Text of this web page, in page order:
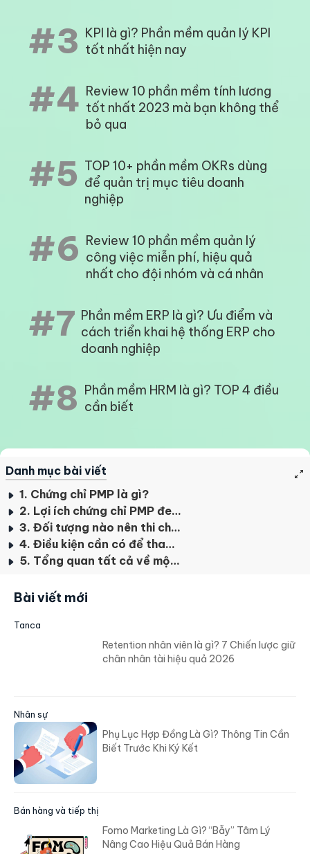
#3 KPI là gì? Phần mềm quản lý KPI
tốt nhất hiện nay
#4 Review 10 phần mềm tính lương
tốt nhất 2023 mà bạn không thể
bỏ qua
#5 TOP 10+ phần mềm OKRs dùng
để quản trị mục tiêu doanh
nghiệp
#6 Review 10 phần mềm quản lý
công việc miễn phí, hiệu quả
nhất cho đội nhóm và cá nhân
#7 Phần mềm ERP là gì? Ưu điểm và
cách triển khai hệ thống ERP cho
doanh nghiệp
#8 Phần mềm HRM là gì? TOP 4 điều
cần biết
Danh mục bài viết
1. Chứng chỉ PMP là gì?
2. Lợi ích chứng chỉ PMP đem lại
3. Đối tượng nào nên thi chứng chỉ Project Management Professional
4. Điều kiện cần có để tham gia kì thi PMP
5. Tổng quan tất cả về một kỳ thi PMP
Bài viết mới
Tanca
Retention nhân viên là gì? 7 Chiến lược giữ
chân nhân tài hiệu quả 2026
Nhân sự
Phụ Lục Hợp Đồng Là Gì? Thông Tin Cần
Biết Trước Khi Ký Kết
Bán hàng và tiếp thị
Fomo Marketing Là Gì? “Bẫy” Tâm Lý
Nâng Cao Hiệu Quả Bán Hàng